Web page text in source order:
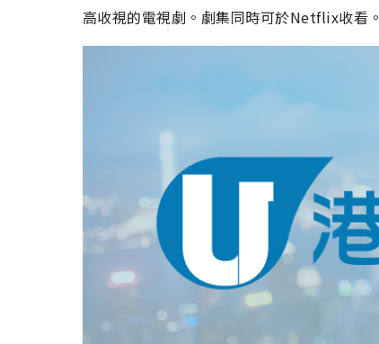
高收視的電視劇。劇集同時可於Netflix收看。